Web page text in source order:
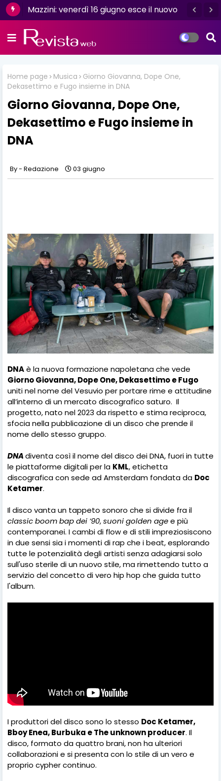
Mazzini: venerdì 16 giugno esce il nuovo
Home page Musica
Giorno Giovanna, Dope One,
Dekasettimo e Fugo insieme in DNA
Giorno Giovanna, Dope One,
Dekasettimo e Fugo insieme in
DNA
Redazione 03 giugno
DNAè la nuova formazione napoletana che vede
Giorno Giovanna, Dope One, Dekasettimo e Fugo
uniti nel nome del Vesuvio per portare rime e attitudine
all’interno di un mercato discografico saturo. Il
progetto, nato nel 2023 da rispetto e stima reciproca,
sfocia nella pubblicazione di un disco che prende il
nome dello stesso gruppo.
DNAdiventa così il nome del disco dei DNA, fuori in tutte
le piattaforme digitali per la KML, etichetta
discografica con sede ad Amsterdam fondata da Doc
Ketamer.
Il disco vanta un tappeto sonoro che si divide fra il
classic boom bap dei ’90,suoni golden agee più
contemporanei. I cambi di flow e di stili impreziosiscono
in due sensi sia i momenti di rap che i beat, esplorando
tutte le potenzialità degli artisti senza adagiarsi solo
sull'uso sterile di un nuovo stile, ma rimettendo tutto a
servizio del concetto di vero hip hop che guida tutto
l'album.
I produttori del disco sono lo stesso Doc Ketamer,
Bboy Enea, Burbuka e The unknown producer. Il
disco, formato da quattro brani, non ha ulteriori
collaborazioni e si presenta con lo stile di un vero e
proprio cypher continuo.